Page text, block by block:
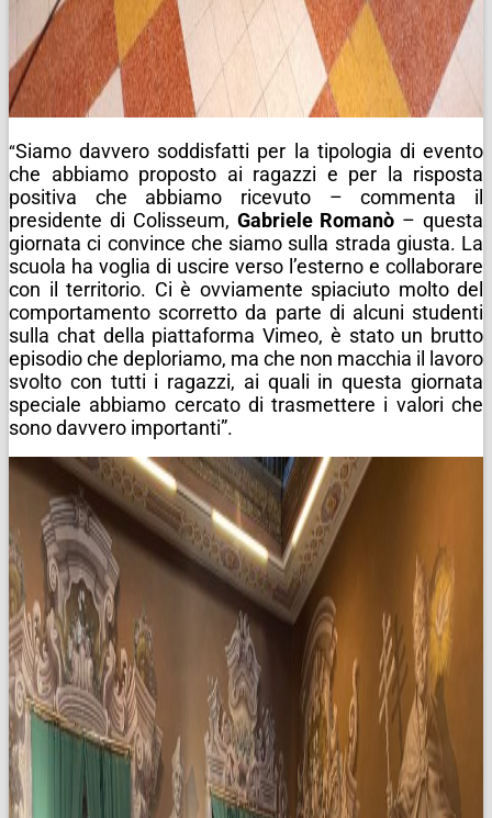
“Siamo davvero soddisfatti per la tipologia di evento
che abbiamo proposto ai ragazzi e per la risposta
positiva che abbiamo ricevuto – commenta il
presidente di Colisseum, Gabriele Romanò – questa
giornata ci convince che siamo sulla strada giusta. La
scuola ha voglia di uscire verso l’esterno e collaborare
con il territorio. Ci è ovviamente spiaciuto molto del
comportamento scorretto da parte di alcuni studenti
sulla chat della piattaforma Vimeo, è stato un brutto
episodio che deploriamo, ma che non macchia il lavoro
svolto con tutti i ragazzi, ai quali in questa giornata
speciale abbiamo cercato di trasmettere i valori che
sono davvero importanti”.